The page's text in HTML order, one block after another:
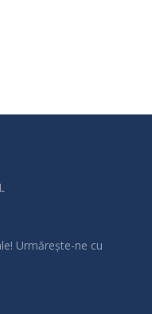
Urmărește-ne cu